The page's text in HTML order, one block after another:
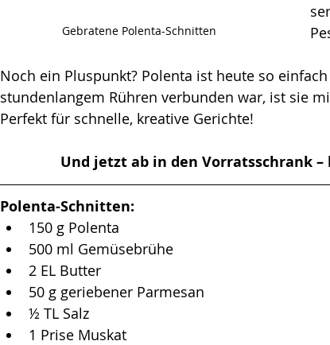
Gebratene Polenta-Schnitten
Noch ein Pluspunkt? Polenta ist heute so
stundenlangem Rühren verbunden war, ist sie
Perfekt für schnelle, kreative Gerichte!
Und jetzt ab in den Vorratsschrank –
Polenta-Schnitten:
150 g Polenta
500 ml Gemüsebrühe
2 EL Butter
50 g geriebener Parmesan
½ TL Salz
1 Prise Muskat